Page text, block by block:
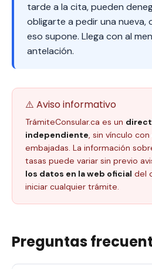
tarde a la cita, pueden
obligarte a pedir una nueva,
eso supone. Llega con al
antelación.
⚠️ Aviso informativo
TrámiteConsular.ca es un
independiente, sin vínculo
embajadas. La información
tasas puede variar sin previo
los datos en la web oficial del
iniciar cualquier trámite.
Preguntas